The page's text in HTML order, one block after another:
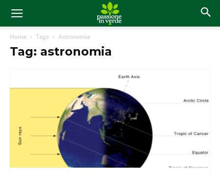
Home Tags Astronomia
Tag: astronomia